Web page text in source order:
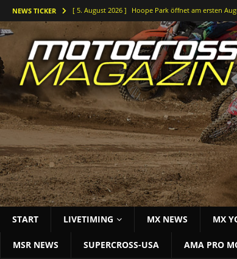
NEWS TICKER [ 5. August 2026 ] Hoope Park öffnet am ersten
[ 5. August 2026 ] Der Waldkurs ruft – Johannes-
[ 4. August 2026 ] Holeshots und Platz zwei beim
[ 3. August 2026 ] Starke Antwort im tiefen Sand:
[ 3. August 2026 ] Bielstein rockt die Deutsche
START LIVETIMING MX NEWS MX
MSR NEWS SUPERCROSS-USA AMA PRO